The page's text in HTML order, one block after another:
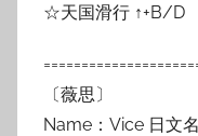
☆天国滑行 ↑+B/D
〔薇思〕
Name：Vice 日文